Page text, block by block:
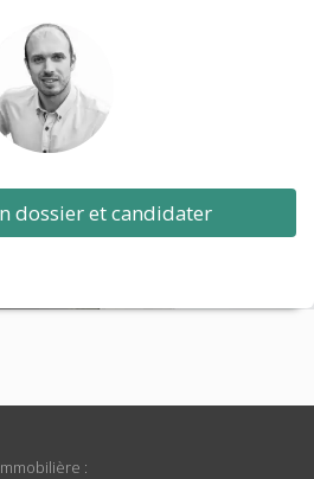
dossier et candidater
: